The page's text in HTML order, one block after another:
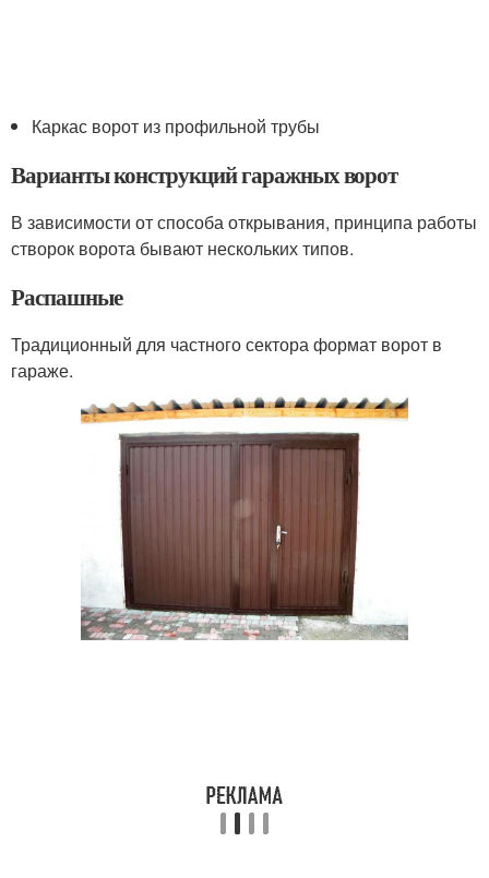
Каркас ворот из профильной трубы
Варианты конструкций гаражных ворот
В зависимости от способа открывания, принципа работы
створок ворота бывают нескольких типов.
Распашные
Традиционный для частного сектора формат ворот в
гараже.